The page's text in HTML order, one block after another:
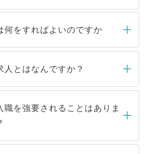
何をすればよいのですか
だきましたら、弊社担当者がご
確認し、その後メールもしくは
、5営業日以内にはご連絡をせて
すので、しばらくお待ちくださ
人とはなんですか？
で取り扱っている求人の
は、Webサイトからご覧いただ
公開求人」です。非公開求人は
によって、一般には公開してい
職を強要されることはありま
を強要することは一切ありませ